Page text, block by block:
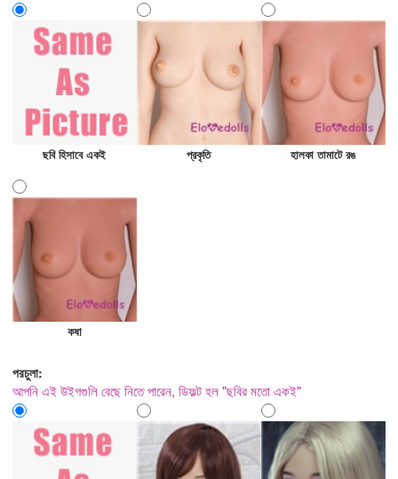
ছবি হিসাবে একই প্রকৃতি হালকা তামাটে রঙ
কষা
পরচুলা:
আপনি এই উইগগুলি বেছে নিতে পারেন, ডিফল্ট হল "ছবির মতো একই"